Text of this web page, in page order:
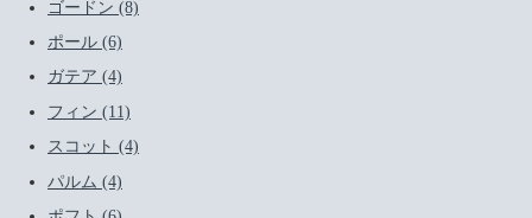
ゴードン (8)
ポール (6)
ガテア (4)
フィン (11)
スコット (4)
パルム (4)